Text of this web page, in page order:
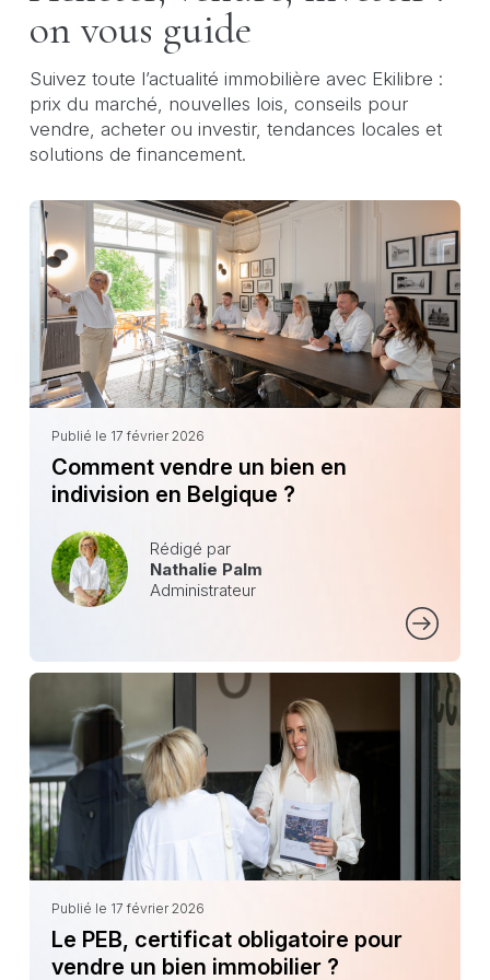
on vous guide
Suivez toute l’actualité immobilière avec Ekilibre :
prix du marché, nouvelles lois, conseils pour
vendre, acheter ou investir, tendances locales et
solutions de financement.
Publié le 17 février 2026
Comment vendre un bien en
indivision en Belgique ?
Rédigé par
Nathalie Palm
Administrateur
Publié le 17 février 2026
Le PEB, certificat obligatoire pour
vendre un bien immobilier ?